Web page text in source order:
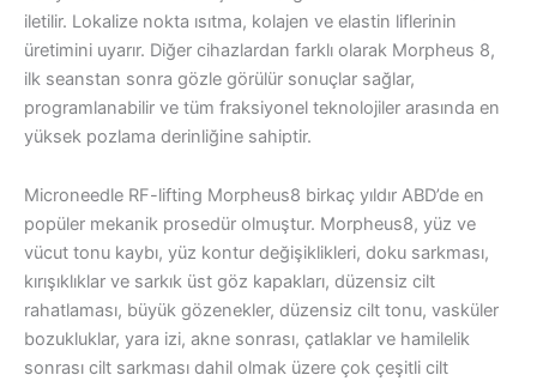
iletilir. Lokalize nokta ısıtma, kolajen ve elastin liflerinin
üretimini uyarır. Diğer cihazlardan farklı olarak Morpheus 8,
ilk seanstan sonra gözle görülür sonuçlar sağlar,
programlanabilir ve tüm fraksiyonel teknolojiler arasında en
yüksek pozlama derinliğine sahiptir.
Microneedle RF-lifting Morpheus8 birkaç yıldır ABD’de en
popüler mekanik prosedür olmuştur. Morpheus8, yüz ve
vücut tonu kaybı, yüz kontur değişiklikleri, doku sarkması,
kırışıklıklar ve sarkık üst göz kapakları, düzensiz cilt
rahatlaması, büyük gözenekler, düzensiz cilt tonu, vasküler
bozukluklar, yara izi, akne sonrası, çatlaklar ve hamilelik
sonrası cilt sarkması dahil olmak üzere çok çeşitli cilt